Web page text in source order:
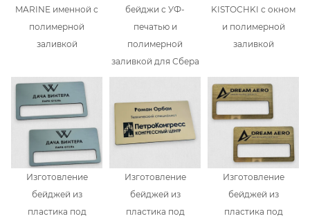
MARINE именной с
полимерной
заливкой
бейджи с УФ-
печатью и
полимерной
заливкой для Сбера
KISTOCHKI с окном
и полимерной
заливкой
Изготовление
бейджей из
пластика под
Изготовление
бейджей из
пластика под
Изготовление
бейджей из
пластика под